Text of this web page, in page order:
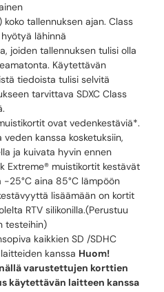
koko tallennuksen ajan. Class
lähinnä
joiden tallennuksen tulisi olla
Käytettävän
tiedoista tulisi selvitä
tarvittava SDXC Class
ovat vedenkestäviä*.
veden kanssa kosketuksiin,
ja kuivata hyvin ennen
Extreme® muistikortit kestävät
25°C aina 85°C lämpöön
lisäämään on kortit
RTV silikonilla.(Perustuu
testeihin)
kaikkien SD /SDHC
kanssa Huom!
varustettujen korttien
käytettävän laitteen kanssa